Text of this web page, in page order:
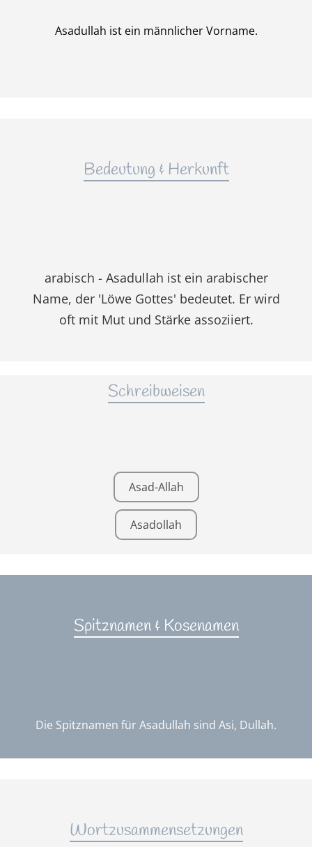
Asadullah ist ein männlicher Vorname.
Bedeutung & Herkunft
arabisch - Asadullah ist ein arabischer
Name, der 'Löwe Gottes' bedeutet. Er wird
oft mit Mut und Stärke assoziiert.
Schreibweisen
Asad-Allah
Asadollah
Spitznamen & Kosenamen
Die Spitznamen für Asadullah sind Asi, Dullah.
Wortzusammensetzungen